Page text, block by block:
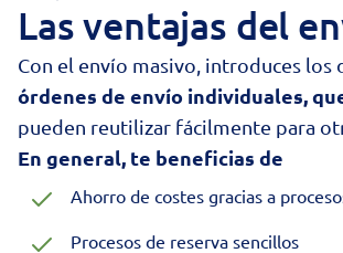
Las ventajas del
Con el envío masivo, introduces los
órdenes de envío individuales,
pueden reutilizar fácilmente para
En general, te beneficias de
Ahorro de costes gracias a
Procesos de reserva sencillos